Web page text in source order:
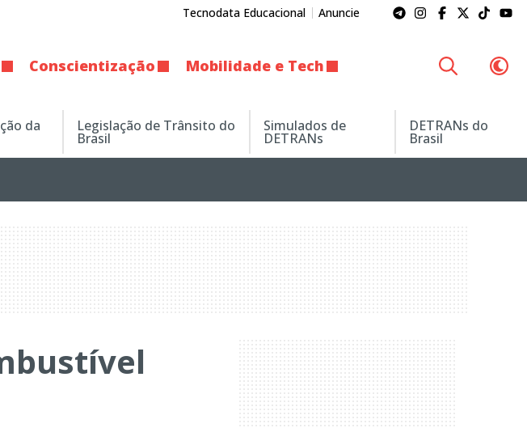
Tecnodata Educacional Anuncie
Conscientização Mobilidade e Tech
da Legislação de Trânsito do
Brasil
Simulados de
DETRANs
DETRANs do
Brasil